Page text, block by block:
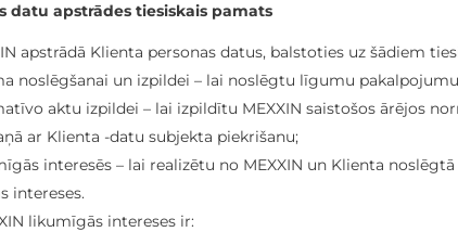
datu apstrādes tiesiskais pamats
apstrādā Klienta personas datus, balstoties uz šādiem
noslēgšanai un izpildei – lai noslēgtu līgumu
aktu izpildei – lai izpildītu MEXXIN saistošos ārējos
ar Klienta -datu subjekta piekrišanu;
interesēs – lai realizētu no MEXXIN un Klienta
intereses.
likumīgās intereses ir: